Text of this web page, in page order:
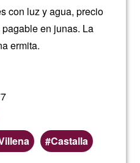
con luz y agua, precio
en junas. La
ermita.
Castalla